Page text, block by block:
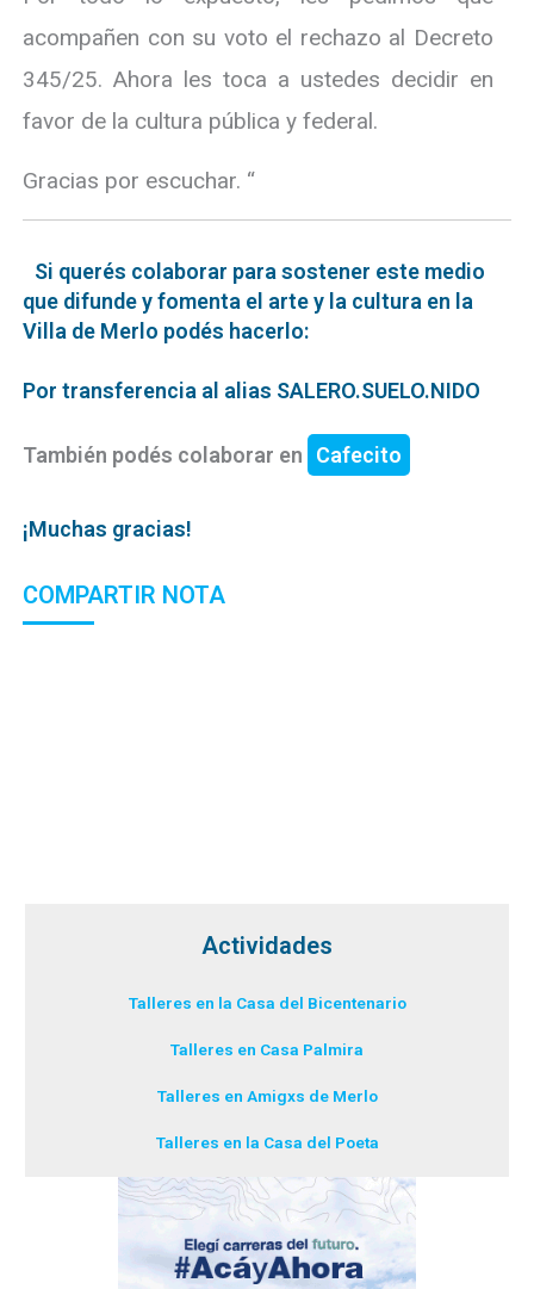
acompañen con su voto el rechazo al Decreto
345/25. Ahora les toca a ustedes decidir en
favor de la cultura pública y federal.
Gracias por escuchar. “
Si querés colaborar para sostener este medio
que difunde y fomenta el arte y la cultura en la
Villa de Merlo podés hacerlo:
Por transferencia al alias SALERO.SUELO.NIDO
También podés colaborar en Cafecito
¡Muchas gracias!
COMPARTIR NOTA
Actividades
Talleres en la Casa del Bicentenario
Talleres en Casa Palmira
Talleres en Amigxs de Merlo
Talleres en la Casa del Poeta